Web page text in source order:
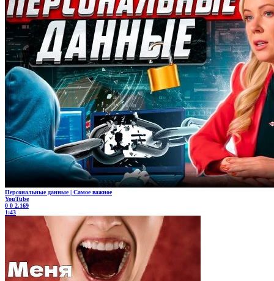
Персональные данные | Самое важное
YouTube
0 0 2.169
1:43